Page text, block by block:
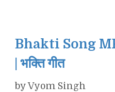
Bhakti Song
| भक्ति गीत
byVyom Singh